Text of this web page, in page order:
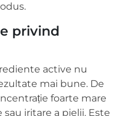
privind
active nu
mai bune. De
foarte mare
iritare a pielii. Este